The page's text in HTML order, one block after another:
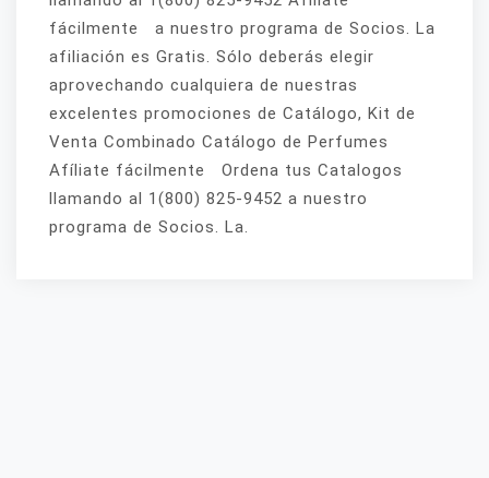
fácilmente a nuestro programa de Socios. La
afiliación es Gratis. Sólo deberás elegir
aprovechando cualquiera de nuestras
excelentes promociones de Catálogo, Kit de
Venta Combinado Catálogo de Perfumes
Afíliate fácilmente Ordena tus Catalogos
llamando al 1(800) 825-9452 a nuestro
programa de Socios. La.